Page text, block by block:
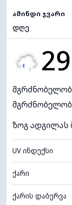
ამინდი ჯვარი
დღე
ზოგ ადგილას
UV ინდექსი
ქარი
ქარის დაბერვა